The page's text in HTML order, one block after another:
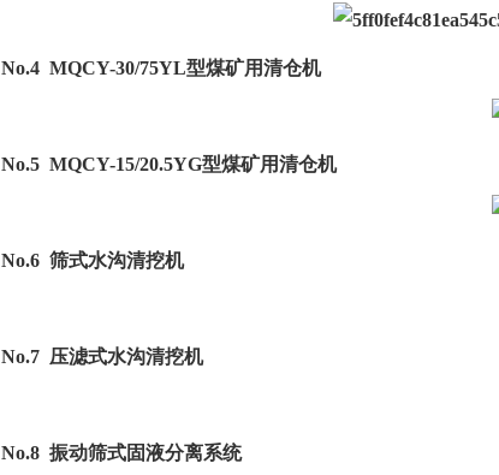
No.4 MQCY-30/75YL型煤矿用清仓机
No.5 MQCY-15/20.5YG型煤矿用清仓机
No.6 筛式水沟清挖机
No.7 压滤式水沟清挖机
No.8 振动筛式固液分离系统